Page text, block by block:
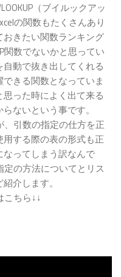
（ブイルックアッ
の関数もたくさんあり
きたい関数ランキング
関数でないかと思ってい
動で抜き出してくれる
きる関数となっていま
った時によく出て来る
ないという事です。
、引数の指定の仕方を正
する際の表の形式も正
ってしまう訳なんで
定の方法についてとリス
介します。
こちら↓↓